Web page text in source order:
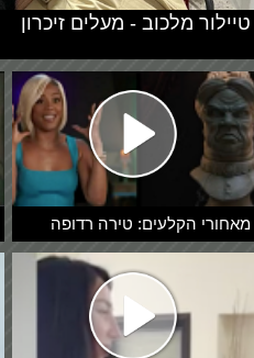
מאחורי הקלעים: טירה רדופה
טיילור מלכוב - מעלים זיכרון